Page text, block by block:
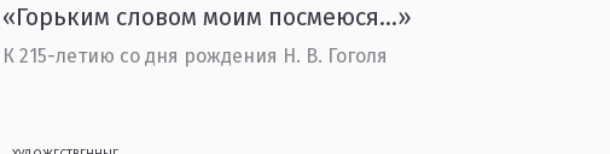
«Горьким словом моим посмеюся…»
К 215-летию со дня рождения Н. В. Гоголя